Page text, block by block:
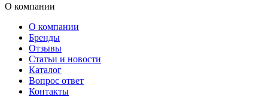
О компании
О компании
Бренды
Отзывы
Статьи и новости
Каталог
Вопрос ответ
Контакты